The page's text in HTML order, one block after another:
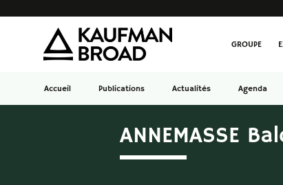
GROUPE
Accueil Publications Actualités Agenda
ANNEMASSE